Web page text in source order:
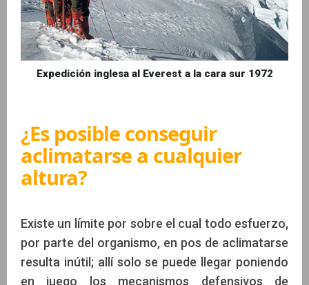
Expedición inglesa al Everest a la cara sur 1972
¿Es posible conseguir
aclimatarse a cualquier
altura?
Existe un límite por sobre el cual todo esfuerzo,
por parte del organismo, en pos de aclimatarse
resulta inútil; allí solo se puede llegar poniendo
en juego los mecanismos defensivos de